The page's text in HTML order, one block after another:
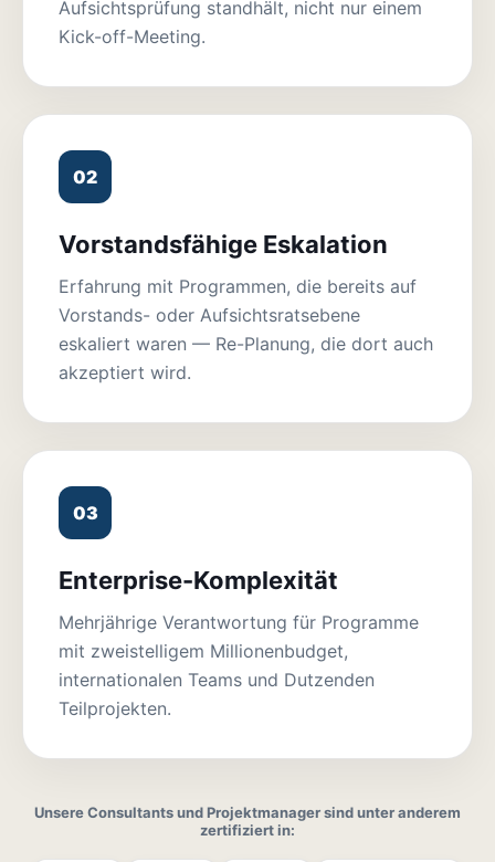
Aufsichtsprüfung standhält, nicht nur einem
Kick-off-Meeting.
02
Vorstandsfähige Eskalation
Erfahrung mit Programmen, die bereits auf
Vorstands- oder Aufsichtsratsebene
eskaliert waren — Re-Planung, die dort auch
akzeptiert wird.
03
Enterprise-Komplexität
Mehrjährige Verantwortung für Programme
mit zweistelligem Millionenbudget,
internationalen Teams und Dutzenden
Teilprojekten.
Unsere Consultants und Projektmanager sind unter anderem
zertifiziert in: